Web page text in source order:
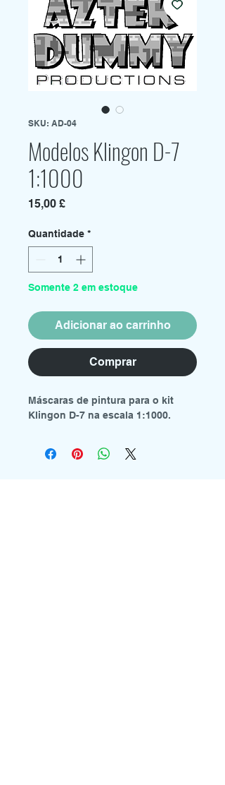
SKU: AD-04
Modelos Klingon D-7
1:1000
15,00 £Preço
Quantidade *
Somente 2 em estoque
Adicionar ao carrinho
Comprar
Máscaras de pintura para o kit
Klingon D-7 na escala 1:1000.